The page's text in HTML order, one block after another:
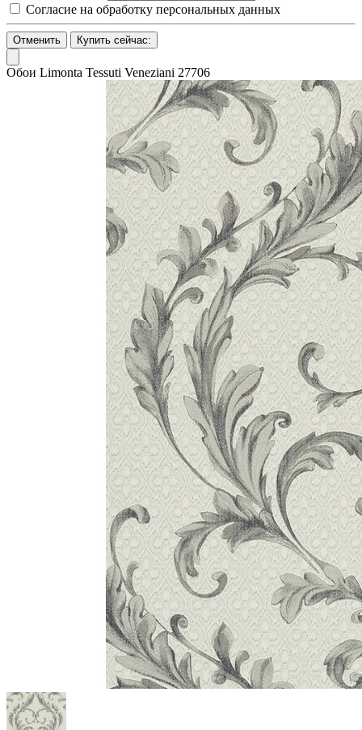
Согласие на обработку персональных данных
Отменить Купить сейчас:
Обои Limonta Tessuti Veneziani 27706